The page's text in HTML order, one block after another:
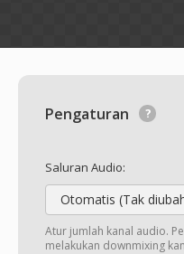
Pengaturan
Saluran Audio:
Otomatis (Tak
Atur jumlah kanal audio.
melakukan downmixing